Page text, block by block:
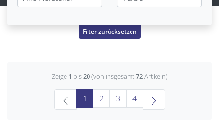
Filter zurücksetzen
Zeige 1 bis20(von insgesamt72Artikeln)
1 (current)
2 3 4